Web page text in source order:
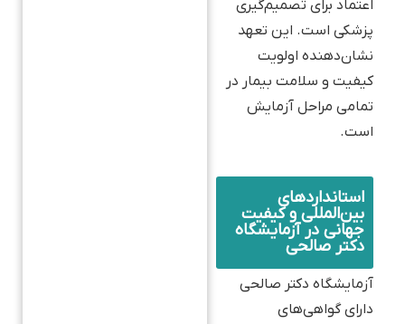
اعتماد برای تصمیم‌گیری
پزشکی است. این تعهد
نشان‌دهنده اولویت
کیفیت و سلامت بیمار در
تمامی مراحل آزمایش
است.
استانداردهای
بین‌المللی و کیفیت
جهانی در آزمایشگاه
دکتر صالحی
آزمایشگاه دکتر صالحی
دارای گواهی‌های